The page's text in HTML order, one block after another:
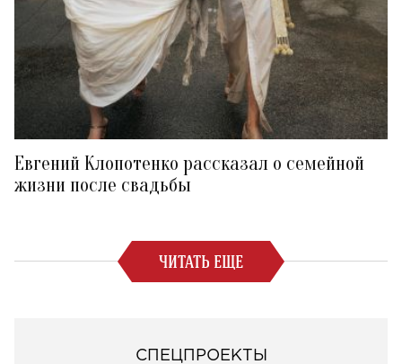
Евгений Клопотенко рассказал о семейной
жизни после свадьбы
ЧИТАТЬ ЕЩЕ
СПЕЦПРОЕКТЫ